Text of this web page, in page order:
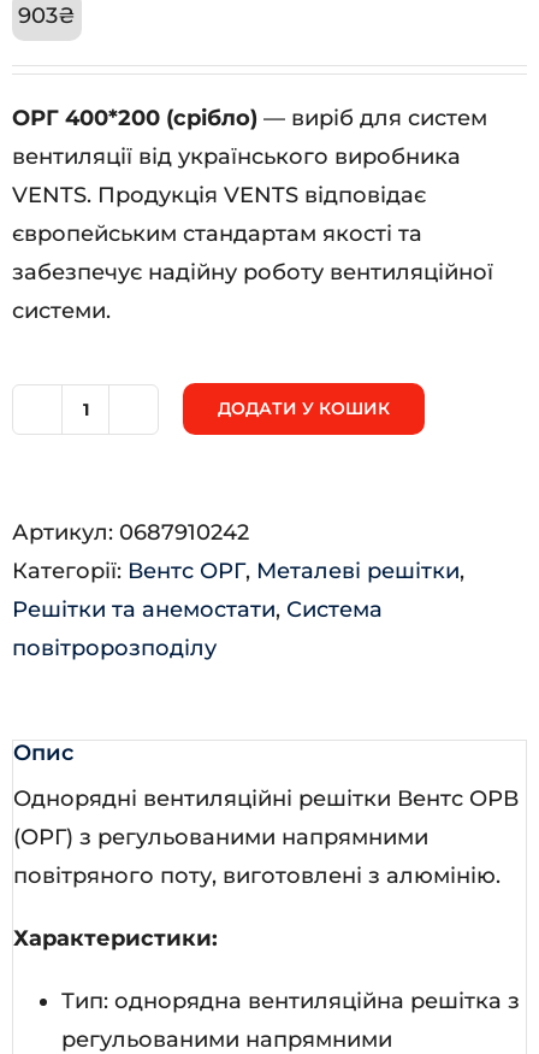
903₴
ОРГ 400*200 (срібло) — виріб для систем
вентиляції від українського виробника
VENTS. Продукція VENTS відповідає
європейським стандартам якості та
забезпечує надійну роботу вентиляційної
системи.
кількість
ДОДАТИ У КОШИК
Артикул: 0687910242
Категорії: Вентс ОРГ, Металеві решітки,
Решітки та анемостати, Система
повітророзподілу
Опис
Однорядні вентиляційні решітки Вентс ОРВ
(ОРГ) з регульованими напрямними
повітряного поту, виготовлені з алюмінію.
Характеристики:
Тип: однорядна вентиляційна решітка з
регульованими напрямними